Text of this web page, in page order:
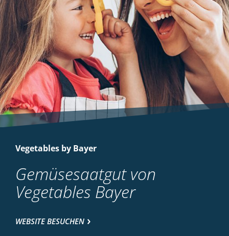
Vegetables by Bayer
Gemüsesaatgut von
Vegetables Bayer
WEBSITE BESUCHEN